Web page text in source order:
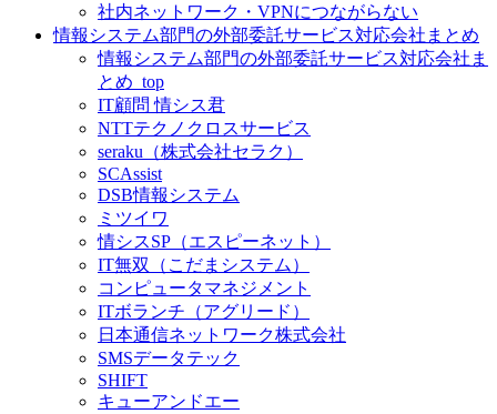
社内ネットワーク・VPNにつながらない
情報システム部門の外部委託サービス対応会社まとめ
情報システム部門の外部委託サービス対応会社ま
とめ_top
IT顧問 情シス君
NTTテクノクロスサービス
seraku（株式会社セラク）
SCAssist
DSB情報システム
ミツイワ
情シスSP（エスピーネット）
IT無双（こだまシステム）
コンピュータマネジメント
ITボランチ（アグリード）
日本通信ネットワーク株式会社
SMSデータテック
SHIFT
キューアンドエー